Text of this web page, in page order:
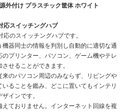
外付け プラスチック筐体 ホワイト
応スイッチングハブ
のスイッチングハブです。
器同士の情報を判別し自動的に適切な通
プリンター、パソコン、ゲーム機やテレ
せることができます。
のパソコン周辺のみならず、リビングや
ることを鑑み、どこに置いてもインテリ
インです。
ておりません。インターネット回線を複